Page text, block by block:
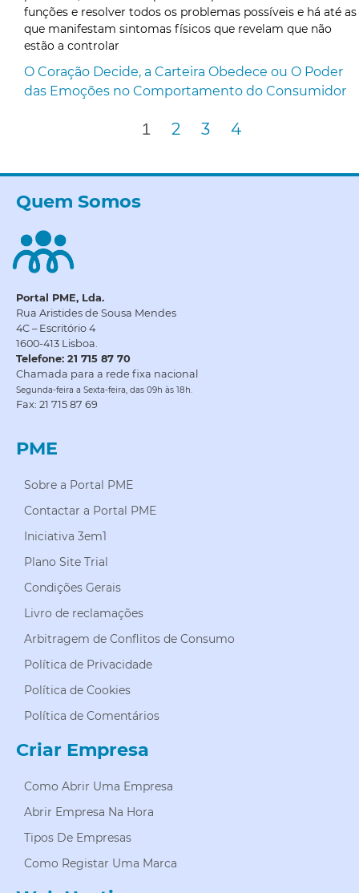
funções e resolver todos os problemas possíveis e há até as
que manifestam sintomas físicos que revelam que não
estão a controlar
O Coração Decide, a Carteira Obedece ou O Poder
das Emoções no Comportamento do Consumidor
1 2 3 4
Quem Somos
Portal PME, Lda.
Rua Aristides de Sousa Mendes
4C – Escritório 4
1600-413 Lisboa.
Telefone: 21 715 87 70
Chamada para a rede fixa nacional
Segunda-feira a Sexta-feira, das 09h às 18h.
Fax: 21 715 87 69
PME
Sobre a Portal PME
Contactar a Portal PME
Iniciativa 3em1
Plano Site Trial
Condições Gerais
Livro de reclamações
Arbitragem de Conflitos de Consumo
Política de Privacidade
Política de Cookies
Política de Comentários
Criar Empresa
Como Abrir Uma Empresa
Abrir Empresa Na Hora
Tipos De Empresas
Como Registar Uma Marca